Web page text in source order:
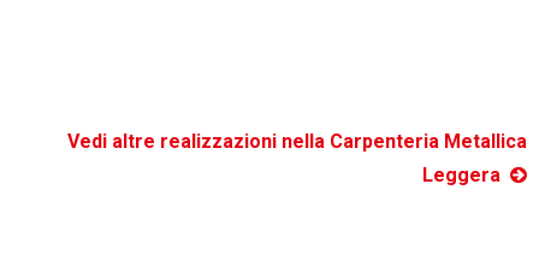
Vedi altre realizzazioni nella Carpenteria Metallica
Leggera